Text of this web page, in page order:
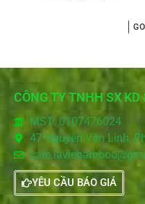
CÔNG TY TNHH SX
MST: 0107476024
47 Nguyễn Văn Linh,
YÊU CẦU BÁO GIÁ